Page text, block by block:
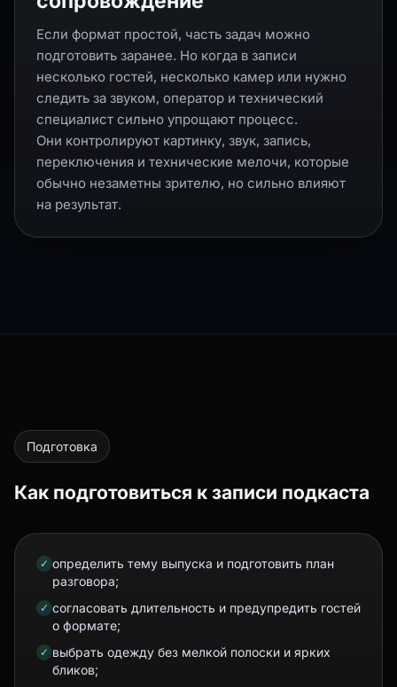
Если формат простой, часть задач можно
подготовить заранее. Но когда в записи
несколько гостей, несколько камер или нужно
следить за звуком, оператор и технический
специалист сильно упрощают процесс.
Они контролируют картинку, звук, запись,
переключения и технические мелочи, которые
обычно незаметны зрителю, но сильно влияют
на результат.
Подготовка
Как подготовиться к записи подкаста
✓ определить тему выпуска и подготовить план
разговора;
✓ согласовать длительность и предупредить гостей
о формате;
✓ выбрать одежду без мелкой полоски и ярких
бликов;